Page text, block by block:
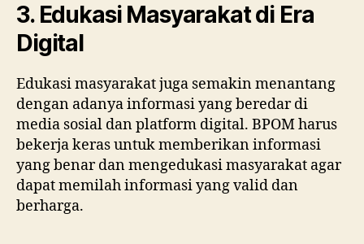
3. Edukasi Masyarakat di Era
Digital
Edukasi masyarakat juga semakin menantang
dengan adanya informasi yang beredar di
media sosial dan platform digital. BPOM harus
bekerja keras untuk memberikan informasi
yang benar dan mengedukasi masyarakat agar
dapat memilah informasi yang valid dan
berharga.